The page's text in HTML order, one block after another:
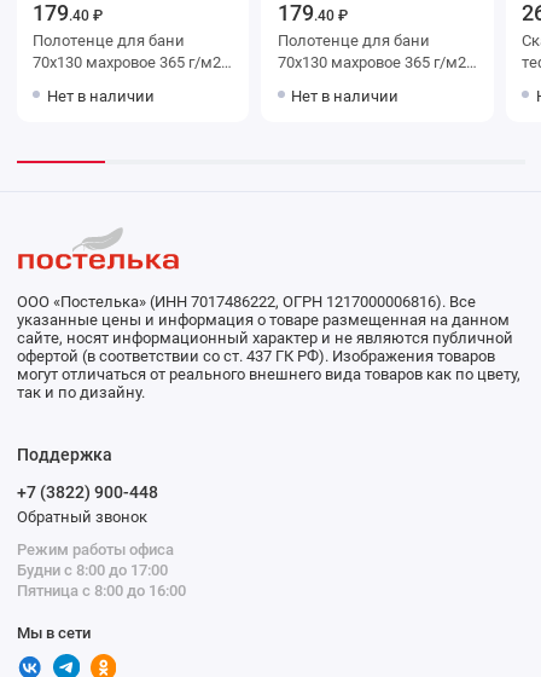
179.40 ₽
Полотенце для бани
70х130 махровое 365 г/м2
мануфактура
Нет в наличии
179.40 ₽
Полотенце для бани
70х130 махровое 365 г/м2
мануфактура
Нет в наличии
ООО «Постелька» (ИНН 7017486222, ОГРН 1217000006816). Все
указанные цены и информация о товаре размещенная на данном
сайте, носят информационный характер и не являются публичной
офертой (в соответствии со ст. 437 ГК РФ). Изображения товаров
могут отличаться от реального внешнего вида товаров как по цвету,
так и по дизайну.
Поддержка
+7 (3822) 900-448
Обратный звонок
Режим работы офиса
Будни с 8:00 до 17:00
Пятница с 8:00 до 16:00
Мы в сети